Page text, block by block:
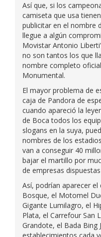
Así que, si los
camiseta que usa
publicitar en el nombre
llegue a algún
Movistar Antonio
no son tantos los que
nombre completo
Monumental.
El mayor problema de
caja de Pandora de
cuando apareció la
de Boca todos los
slogans en la suya,
nombres de los
van a conseguir 40
bajar el martillo por
de empresas
Así, podrían aparecer
Bosque, el Motomel
Gigante Lumilagro, el
Plata, el Carrefour San
Grandote, el Bada Bing